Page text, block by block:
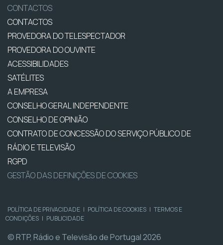
CONTACTOS
CONTACTOS
PROVEDORA DO TELESPECTADOR
PROVEDORA DO OUVINTE
ACESSIBILIDADES
SATÉLITES
A EMPRESA
CONSELHO GERAL INDEPENDENTE
CONSELHO DE OPINIÃO
CONTRATO DE CONCESSÃO DO SERVIÇO PÚBLICO DE
RÁDIO E TELEVISÃO
RGPD
GESTÃO DAS DEFINIÇÕES DE COOKIES
POLÍTICA DE PRIVACIDADE | POLÍTICA DE COOKIES | TERMOS E
CONDIÇÕES | PUBLICIDADE
© RTP, Rádio e Televisão de Portugal 2026